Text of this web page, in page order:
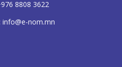
8808 3622
info@e-nom.mn